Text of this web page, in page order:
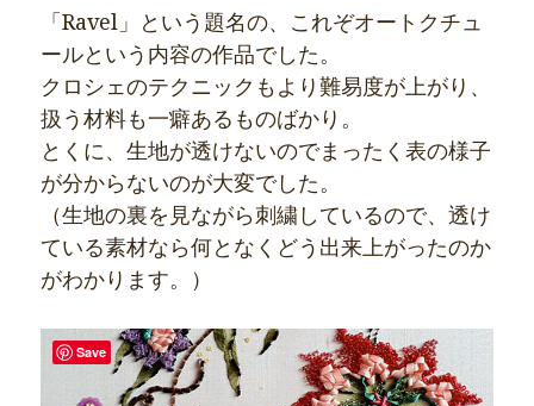
「Ravel」という題名の、これぞオートクチュ
ールという内容の作品でした。
クロシェのテクニックもより難易度が上がり、
扱う材料も一癖あるものばかり。
とくに、生地が透けないのでまったく表の様子
が分からないのが大変でした。
（生地の裏を見ながら刺繍しているので、透け
ている素材なら何となくどう出来上がったのか
がわかります。）
Save